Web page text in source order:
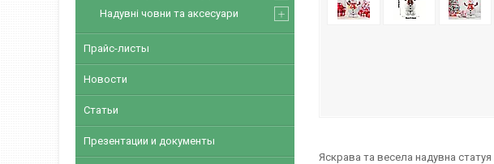
Яскрава та весела надувна
Надувні човни та аксесуари
Прайс-листы
Новости
Статьи
Презентации и документы